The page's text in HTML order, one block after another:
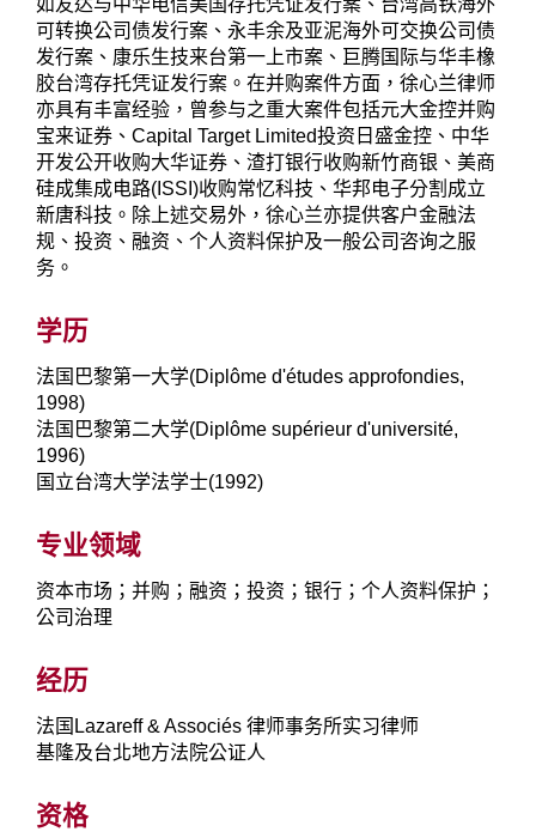
可转换公司债发行案、永丰余及亚泥海外可交换公司债
发行案、康乐生技来台第一上市案、巨腾国际与华丰橡
胶台湾存托凭证发行案。在并购案件方面，徐心兰律师
亦具有丰富经验，曾参与之重大案件包括元大金控并购
宝来证券、Capital Target Limited投资日盛金控、中华
开发公开收购大华证券、渣打银行收购新竹商银、美商
硅成集成电路(ISSI)收购常忆科技、华邦电子分割成立
新唐科技。除上述交易外，徐心兰亦提供客户金融法
规、投资、融资、个人资料保护及一般公司咨询之服
务。
学历
法国巴黎第一大学(Diplôme d'études approfondies,
1998)
法国巴黎第二大学(Diplôme supérieur d'université,
1996)
国立台湾大学法学士(1992)
专业领域
资本市场；并购；融资；投资；银行；个人资料保护；
公司治理
经历
法国Lazareff & Associés 律师事务所实习律师
基隆及台北地方法院公证人
资格